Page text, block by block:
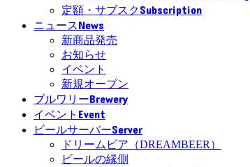
定額・サブスクSubscription
ニュースNews
新商品発売
お知らせ
イベント
新規オープン
ブルワリーBrewery
イベント Event
ビールサーバーServer
ドリームビア（DREAMBEER）
ビールの縁側